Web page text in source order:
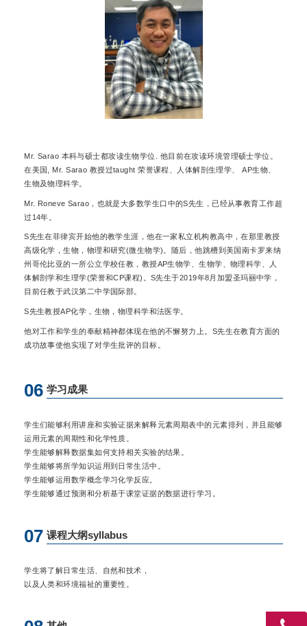
Mr. Sarao 本科与硕士都攻读生物学位. 他目前在攻读环境管理硕士学位。
在美国, Mr. Sarao 教授过taught 荣誉课程、人体解剖生理学、 AP生物、
生物及物理科学。
Mr. Roneve Sarao，也就是大多数学生口中的S先生，已经从事教育工作超
过14年。
S先生在菲律宾开始他的教学生涯，他在一家私立机构教高中，在那里教授
高级化学，生物，物理和研究(微生物学)。随后，他跳槽到美国南卡罗来纳
州哥伦比亚的一所公立学校任教，教授AP生物学、生物学、物理科学、人
体解剖学和生理学(荣誉和CP课程)。S先生于2019年8月加盟圣玛丽中学，
目前任教于武汉第二中学国际部。
S先生教授AP化学，生物，物理科学和法医学。
他对工作和学生的奉献精神都体现在他的不懈努力上。S先生在教育方面的
成功故事使他实现了对学生批评的目标。
06 学习成果
学生们能够利用讲座和实验证据来解释元素周期表中的元素排列，并且能够
运用元素的周期性和化学性质。
学生能够解释数据集如何支持相关实验的结果。
学生能够将所学知识运用到日常生活中。
学生能够运用数学概念学习化学反应。
学生能够通过预测和分析基于课堂证据的数据进行学习。
07 课程大纲syllabus
学生将了解日常生活、自然和技术，
以及人类和环境福祉的重要性。